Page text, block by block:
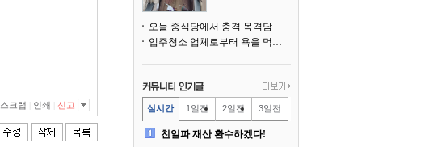
스크랩 인쇄 신고
오늘 중식당에서 충격 목격담
입주청소 업체로부터 욕을 먹고 있습니다
실시간 1일전 2일전 3일전
친일파 재산 환수하겠다!